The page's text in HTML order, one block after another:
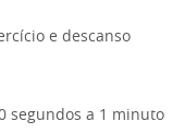
e descanso
segundos a 1 minuto